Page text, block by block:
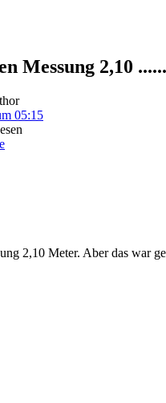
Messung 2,10 ......
05:15
2,10 Meter. Aber das war